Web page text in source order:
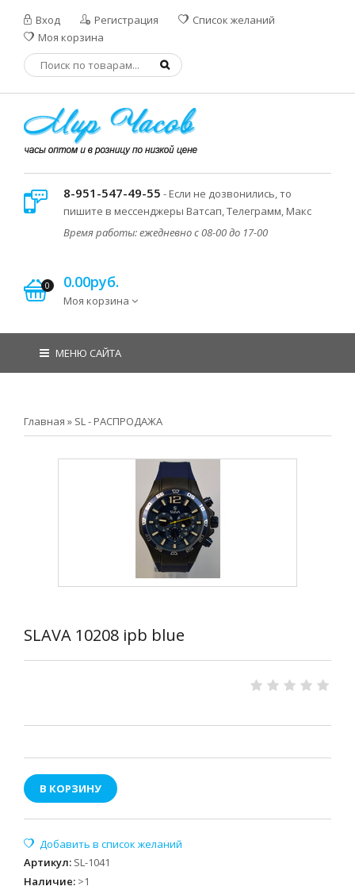
Вход Регистрация
Список желаний
Моя корзина
8-951-547-49-55 - Если не дозвонились, то
пишите в мессенджеры Ватсап, Телеграмм, Макс
Время работы: ежедневно с 08-00 до 17-00
0 0.00руб.
Моя корзина
МЕНЮ САЙТА
Главная » SL - РАСПРОДАЖА
SLAVA 10208 ipb blue
В КОРЗИНУ
Артикул: SL-1041
Наличие: >1